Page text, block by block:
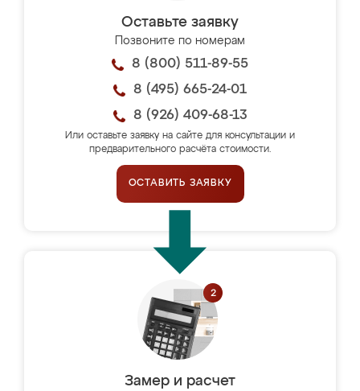
Оставьте заявку
Позвоните по номерам
8 (800) 511-89-55
8 (495) 665-24-01
8 (926) 409-68-13
Или оставьте заявку на сайте для консультации и
предварительного расчёта стоимости.
ОСТАВИТЬ ЗАЯВКУ
Замер и расчет